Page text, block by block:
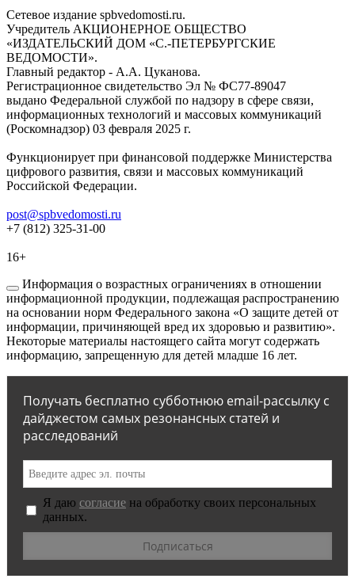
Сетевое издание spbvedomosti.ru.
Учредитель АКЦИОНЕРНОЕ ОБЩЕСТВО
«ИЗДАТЕЛЬСКИЙ ДОМ «С.-ПЕТЕРБУРГСКИЕ
ВЕДОМОСТИ».
Главный редактор - А.А. Цуканова.
Регистрационное свидетельство Эл № ФС77-89047
выдано Федеральной службой по надзору в сфере связи,
информационных технологий и массовых коммуникаций
(Роскомнадзор) 03 февраля 2025 г.
Функционирует при финансовой поддержке Министерства
цифрового развития, связи и массовых коммуникаций
Российской Федерации.
post@spbvedomosti.ru
+7 (812) 325-31-00
16+
Информация о возрастных ограничениях в отношении
информационной продукции, подлежащая распространению
на основании норм Федерального закона «О защите детей от
информации, причиняющей вред их здоровью и развитию».
Некоторые материалы настоящего сайта могут содержать
информацию, запрещенную для детей младше 16 лет.
Получать бесплатно субботнюю email-рассылку с
дайджестом самых резонансных статей и
расследований
Я даю согласие на обработку своих персональных
данных.